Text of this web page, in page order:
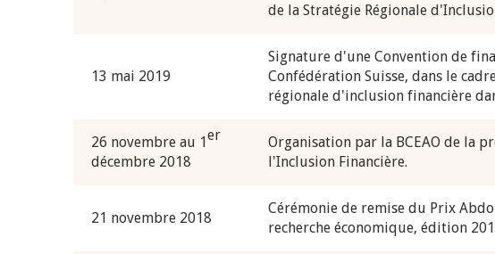
de la Stratégie Régionale
13 mai 2019
Signature d'une Convention de
Confédération Suisse, dans le
régionale d'inclusion financière
26 novembre au 1er
décembre 2018
Organisation par la BCEAO de la
l'Inclusion Financière.
21 novembre 2018
Cérémonie de remise du Prix
recherche économique, édition